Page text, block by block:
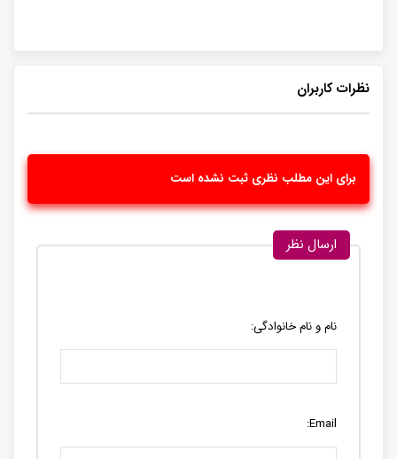
نظرات کاربران
برای این مطلب نظری ثبت نشده است
ارسال نظر
نام و نام خانوادگی:
Email: